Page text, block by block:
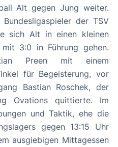
Alt gegen Jung weiter.
der TSV
sich Alt in einen kleinen
3:0 in Führung gehen.
Preen mit einem
für Begeisterung, vor
Bastian Roschek, der
Ovations quittierte. Im
und Taktik, ehe die
gegen 13:15 Uhr